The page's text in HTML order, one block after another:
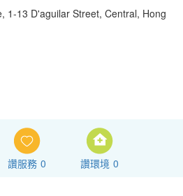
1-13 D'aguilar Street, Central, Hong
讚服務 0 讚環境 0